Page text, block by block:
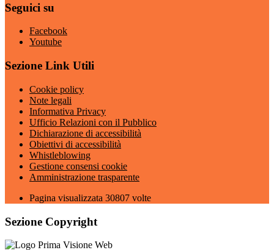
Seguici su
Facebook
Youtube
Sezione Link Utili
Cookie policy
Note legali
Informativa Privacy
Ufficio Relazioni con il Pubblico
Dichiarazione di accessibilità
Obiettivi di accessibilità
Whistleblowing
Gestione consensi cookie
Amministrazione trasparente
Pagina visualizzata 30807 volte
Sezione Copyright